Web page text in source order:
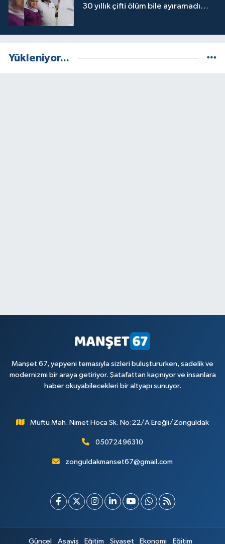
30 yıllık çifti ölüm bile ayıramadı…
Yükleniyor...
Manşet 67, yepyeni temasıyla sizleri buluştururken, sadelik ve
modernizmi bir araya getiriyor. Şatafattan kaçınıyor ve insanlara
haber okuyabilecekleri bir altyapı sunuyor.
Müftü Mah. Nimet Hoca Sk. No:22/A Ereğli/Zonguldak
05072496310
zonguldakmanset67@gmail.com
Güncel Asayiş Eğitim Siyaset Ekonomi Eğitim